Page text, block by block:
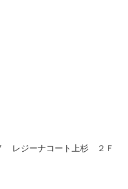
レジーナコート上杉 ２Ｆ